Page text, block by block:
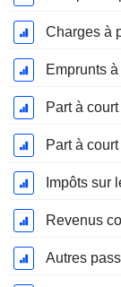
Charges à
Emprunts
Part à
Part à
Impôts sur
Autres